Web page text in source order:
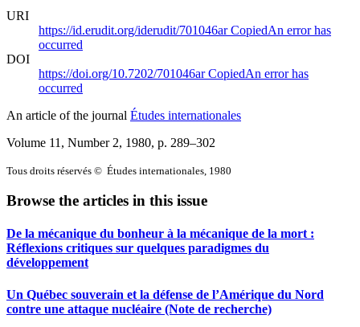
URI
https://id.erudit.org/iderudit/701046arCopiedAn error has
occurred
DOI
https://doi.org/10.7202/701046arCopiedAn error has
occurred
An article of the journal Études internationales
Volume 11, Number 2, 1980, p. 289–302
Tous droits réservés © Études internationales, 1980
Browse the articles in this issue
De la mécanique du bonheur à la mécanique de la mort :
Réflexions critiques sur quelques paradigmes du
développement
Un Québec souverain et la défense de l’Amérique du Nord
contre une attaque nucléaire (Note de recherche)